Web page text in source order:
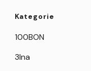
Kategorie
100BON
3Ina